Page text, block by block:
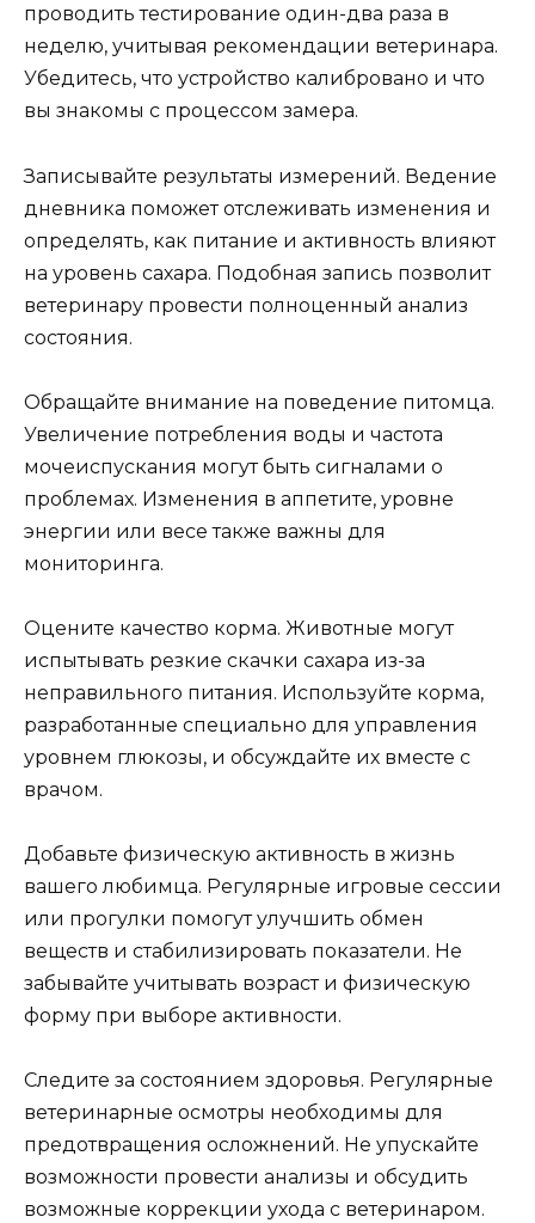
проводить тестирование один-два раза в
неделю, учитывая рекомендации ветеринара.
Убедитесь, что устройство калибровано и что
вы знакомы с процессом замера.
Записывайте результаты измерений. Ведение
дневника поможет отслеживать изменения и
определять, как питание и активность влияют
на уровень сахара. Подобная запись позволит
ветеринару провести полноценный анализ
состояния.
Обращайте внимание на поведение питомца.
Увеличение потребления воды и частота
мочеиспускания могут быть сигналами о
проблемах. Изменения в аппетите, уровне
энергии или весе также важны для
мониторинга.
Оцените качество корма. Животные могут
испытывать резкие скачки сахара из-за
неправильного питания. Используйте корма,
разработанные специально для управления
уровнем глюкозы, и обсуждайте их вместе с
врачом.
Добавьте физическую активность в жизнь
вашего любимца. Регулярные игровые сессии
или прогулки помогут улучшить обмен
веществ и стабилизировать показатели. Не
забывайте учитывать возраст и физическую
форму при выборе активности.
Следите за состоянием здоровья. Регулярные
ветеринарные осмотры необходимы для
предотвращения осложнений. Не упускайте
возможности провести анализы и обсудить
возможные коррекции ухода с ветеринаром.